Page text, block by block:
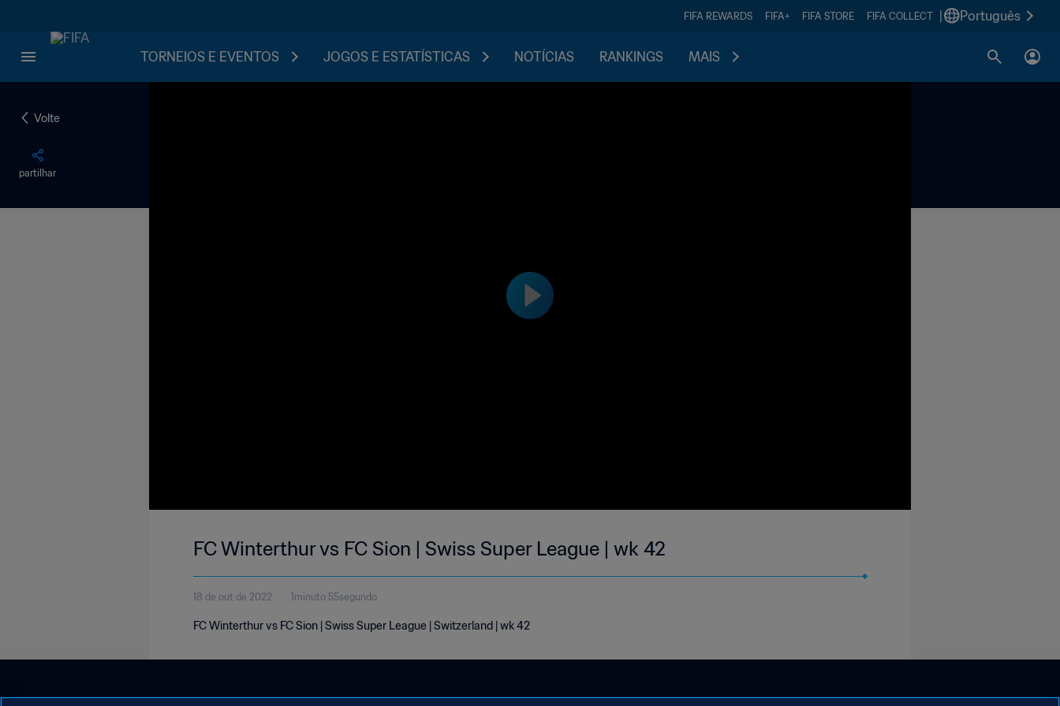
FIFA REWARDS FIFA+ FIFA STORE FIFA COLLECT Português
TORNEIOS E EVENTOS JOGOS E ESTATÍSTICAS NOTÍCIAS RANKINGS MAIS
Volte
partilhar
FC Winterthur vs FC Sion | Swiss Super League | wk 42
18 de out de 2022 1minuto 55segundo
FC Winterthur vs FC Sion | Swiss Super League | Switzerland | wk 42